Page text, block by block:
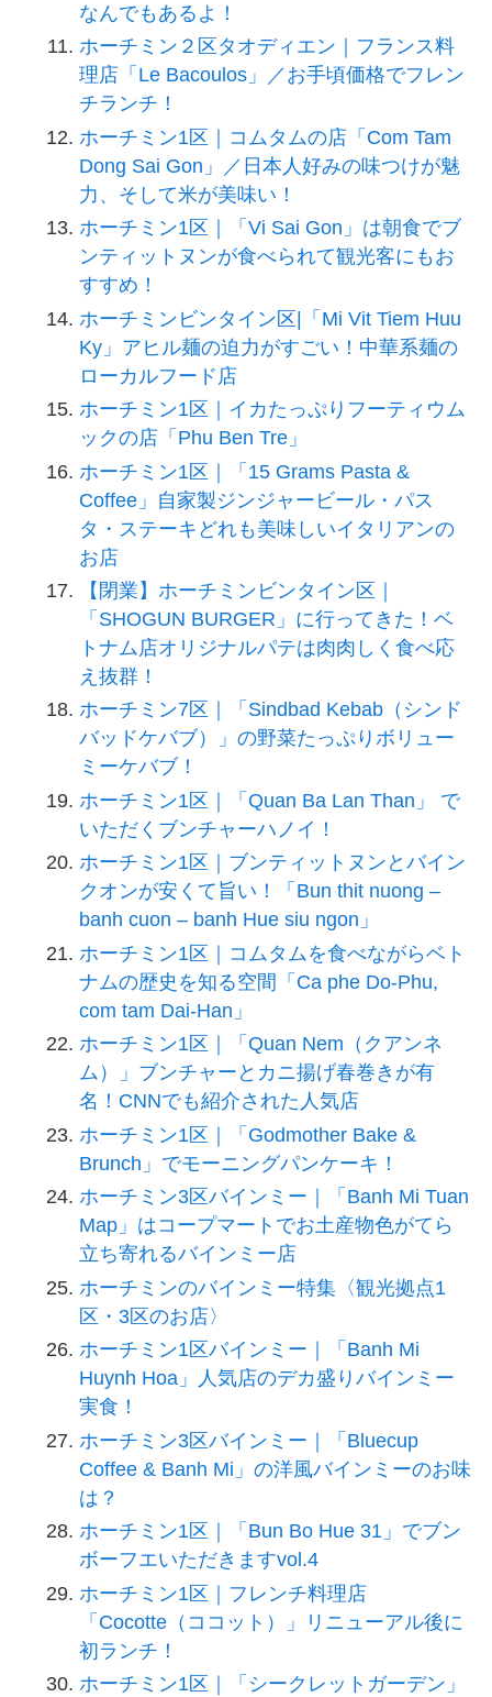
なんでもあるよ！
ホーチミン２区タオディエン｜フランス料
理店「Le Bacoulos」／お手頃価格でフレン
チランチ！
ホーチミン1区｜コムタムの店「Com Tam
Dong Sai Gon」／日本人好みの味つけが魅
力、そして米が美味い！
ホーチミン1区｜「Vi Sai Gon」は朝食でブ
ンティットヌンが食べられて観光客にもお
すすめ！
ホーチミンビンタイン区|「Mi Vit Tiem Huu
Ky」アヒル麺の迫力がすごい！中華系麺の
ローカルフード店
ホーチミン1区｜イカたっぷりフーティウム
ックの店「Phu Ben Tre」
ホーチミン1区｜「15 Grams Pasta &
Coffee」自家製ジンジャービール・パス
タ・ステーキどれも美味しいイタリアンの
お店
【閉業】ホーチミンビンタイン区｜
「SHOGUN BURGER」に行ってきた！ベ
トナム店オリジナルパテは肉肉しく食べ応
え抜群！
ホーチミン7区｜「Sindbad Kebab（シンド
バッドケバブ）」の野菜たっぷりボリュー
ミーケバブ！
ホーチミン1区｜「Quan Ba Lan Than」 で
いただくブンチャーハノイ！
ホーチミン1区｜ブンティットヌンとバイン
クオンが安くて旨い！「Bun thit nuong –
banh cuon – banh Hue siu ngon」
ホーチミン1区｜コムタムを食べながらベト
ナムの歴史を知る空間「Ca phe Do-Phu,
com tam Dai-Han」
ホーチミン1区｜「Quan Nem（クアンネ
ム）」ブンチャーとカニ揚げ春巻きが有
名！CNNでも紹介された人気店
ホーチミン1区｜「Godmother Bake &
Brunch」でモーニングパンケーキ！
ホーチミン3区バインミー｜「Banh Mi Tuan
Map」はコープマートでお土産物色がてら
立ち寄れるバインミー店
ホーチミンのバインミー特集〈観光拠点1
区・3区のお店〉
ホーチミン1区バインミー｜「Banh Mi
Huynh Hoa」人気店のデカ盛りバインミー
実食！
ホーチミン3区バインミー｜「Bluecup
Coffee & Banh Mi」の洋風バインミーのお味
は？
ホーチミン1区｜「Bun Bo Hue 31」でブン
ボーフエいただきますvol.4
ホーチミン1区｜フレンチ料理店
「Cocotte（ココット）」リニューアル後に
初ランチ！
ホーチミン1区｜「シークレットガーデン」